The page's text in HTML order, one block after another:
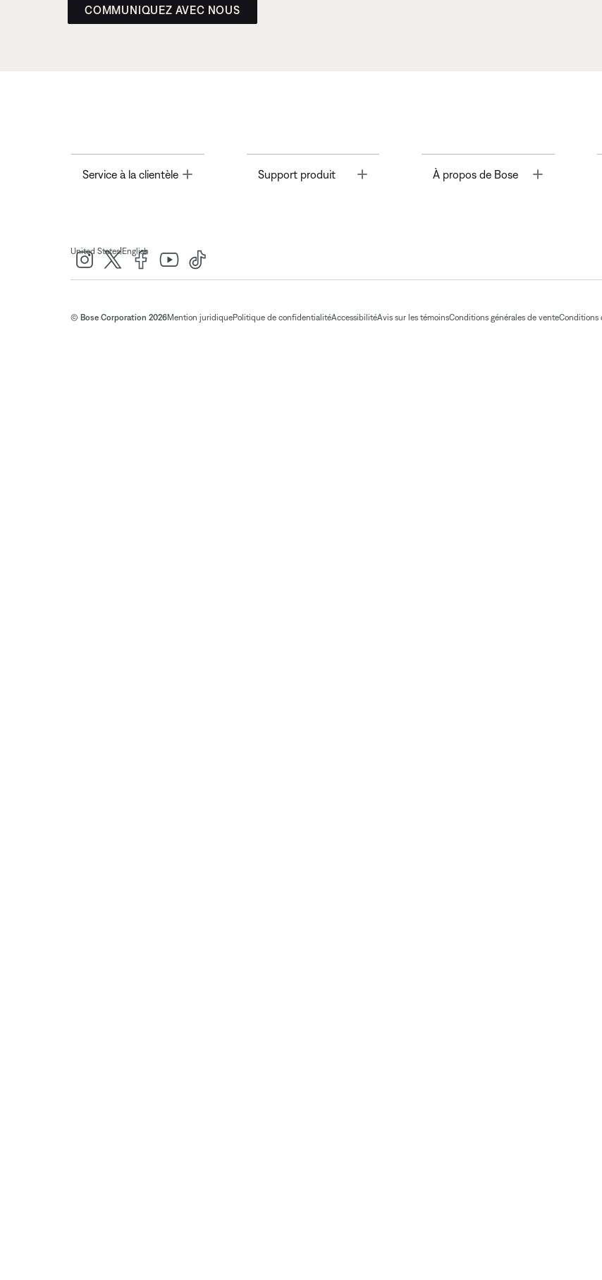
COMMUNIQUEZ AVEC NOUS
Service à la clientèle Toggle Support produit À propos de Bose Toggle
United States| English
© Bose Corporation 2026Mention juridiquePolitique de confidentialitéAccessibilitéAvis sur les témoinsConditions générales de venteConditions